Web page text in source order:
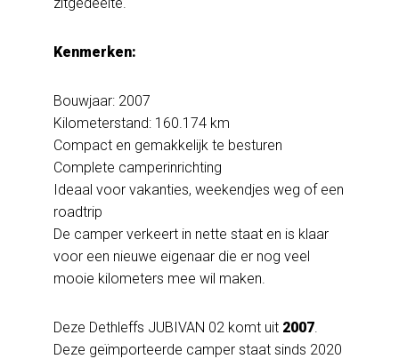
Kenmerken:
Bouwjaar: 2007
Kilometerstand: 160.174 km
Compact en gemakkelijk te besturen
Complete camperinrichting
Ideaal voor vakanties, weekendjes weg of een
roadtrip
De camper verkeert in nette staat en is klaar
voor een nieuwe eigenaar die er nog veel
mooie kilometers mee wil maken.
Deze Dethleffs JUBIVAN 02 komt uit 2007
Deze geïmporteerde camper staat sinds 2020